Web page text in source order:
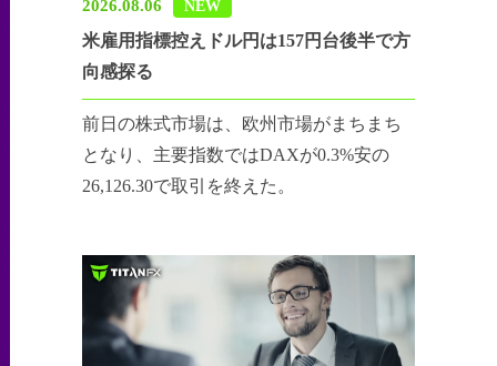
2026.08.06 NEW
米雇用指標控えドル円は157円台後半で方
向感探る
前日の株式市場は、欧州市場がまちまち
となり、主要指数ではDAXが0.3%安の
26,126.30で取引を終えた。